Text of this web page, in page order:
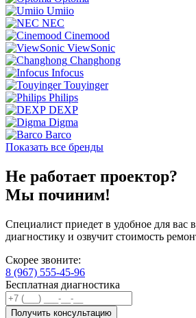
Umiio
NEC
Cinemood
ViewSonic
Changhong
Infocus
Touyinger
Philips
DEXP
Digma
Barco
Показать все бренды
Не работает проектор?
Мы починим!
Специалист приедет в удобное для вас
диагностику и озвучит стоимость
Скорее звоните:
8 (967) 555-45-96
Бесплатная диагностика